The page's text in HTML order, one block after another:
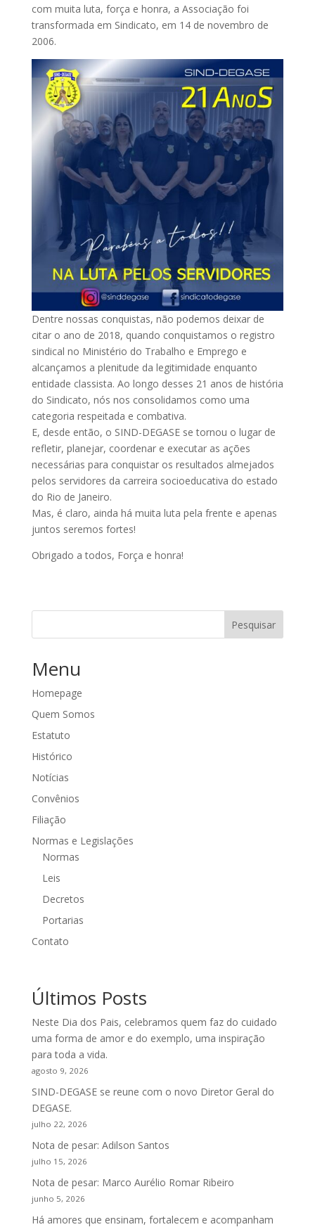
com muita luta, força e honra, a Associação foi
transformada em Sindicato, em 14 de novembro de
2006.
Dentre nossas conquistas, não podemos deixar de
citar o ano de 2018, quando conquistamos o registro
sindical no Ministério do Trabalho e Emprego e
alcançamos a plenitude da legitimidade enquanto
entidade classista. Ao longo desses 21 anos de história
do Sindicato, nós nos consolidamos como uma
categoria respeitada e combativa.
E, desde então, o SIND-DEGASE se tornou o lugar de
refletir, planejar, coordenar e executar as ações
necessárias para conquistar os resultados almejados
pelos servidores da carreira socioeducativa do estado
do Rio de Janeiro.
Mas, é claro, ainda há muita luta pela frente e apenas
juntos seremos fortes!
Obrigado a todos, Força e honra!
Pesquisar
Menu
Homepage
Quem Somos
Estatuto
Histórico
Notícias
Convênios
Filiação
Normas e Legislações
Normas
Leis
Decretos
Portarias
Contato
Últimos Posts
Neste Dia dos Pais, celebramos quem faz do cuidado
uma forma de amor e do exemplo, uma inspiração
para toda a vida.
agosto 9, 2026
SIND-DEGASE se reune com o novo Diretor Geral do
DEGASE.
julho 22, 2026
Nota de pesar: Adilson Santos
julho 15, 2026
Nota de pesar: Marco Aurélio Romar Ribeiro
junho 5, 2026
Há amores que ensinam, fortalecem e acompanham